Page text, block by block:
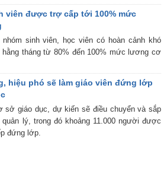
viên được trợ cấp tới 100% mức
sinh viên, học viên có hoàn cảnh khó
tháng từ 80% đến 100% mức lương cơ
hiệu phó sẽ làm giáo viên đứng lớp
sở giáo dục, dự kiến sẽ điều chuyển và sắp
lý, trong đó khoảng 11.000 người được
đứng lớp.